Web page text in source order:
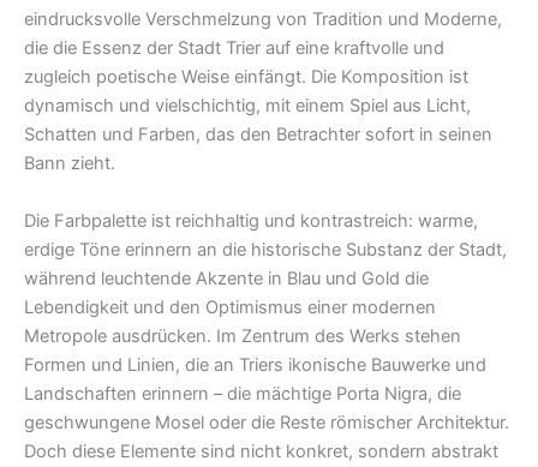
eindrucksvolle Verschmelzung von Tradition und Moderne,
die die Essenz der Stadt Trier auf eine kraftvolle und
zugleich poetische Weise einfängt. Die Komposition ist
dynamisch und vielschichtig, mit einem Spiel aus Licht,
Schatten und Farben, das den Betrachter sofort in seinen
Bann zieht.
Die Farbpalette ist reichhaltig und kontrastreich: warme,
erdige Töne erinnern an die historische Substanz der Stadt,
während leuchtende Akzente in Blau und Gold die
Lebendigkeit und den Optimismus einer modernen
Metropole ausdrücken. Im Zentrum des Werks stehen
Formen und Linien, die an Triers ikonische Bauwerke und
Landschaften erinnern – die mächtige Porta Nigra, die
geschwungene Mosel oder die Reste römischer Architektur.
Doch diese Elemente sind nicht konkret, sondern abstrakt